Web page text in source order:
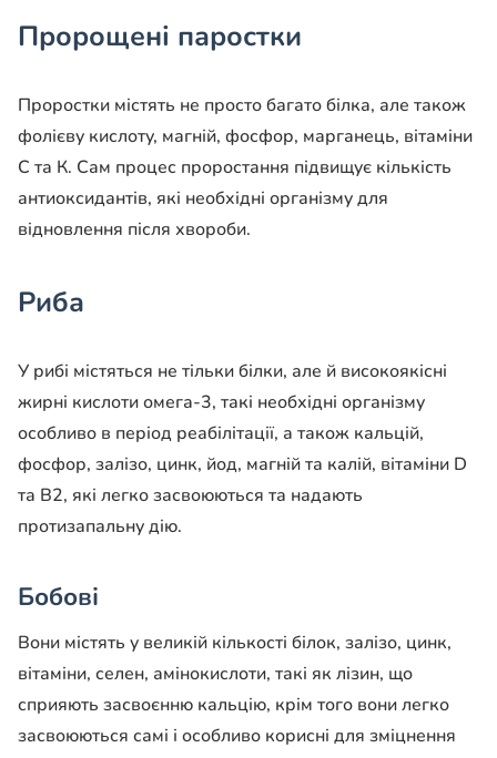
Пророщені паростки
Проростки містять не просто багато білка, але також
фолієву кислоту, магній, фосфор, марганець, вітаміни
С та К. Сам процес проростання підвищує кількість
антиоксидантів, які необхідні організму для
відновлення після хвороби.
Риба
У рибі містяться не тільки білки, але й високоякісні
жирні кислоти омега-3, такі необхідні організму
особливо в період реабілітації, а також кальцій,
фосфор, залізо, цинк, йод, магній та калій, вітаміни D
та B2, які легко засвоюються та надають
протизапальну дію.
Бобові
Вони містять у великій кількості білок, залізо, цинк,
вітаміни, селен, амінокислоти, такі як лізин, що
сприяють засвоєнню кальцію, крім того вони легко
засвоюються самі і особливо корисні для зміцнення